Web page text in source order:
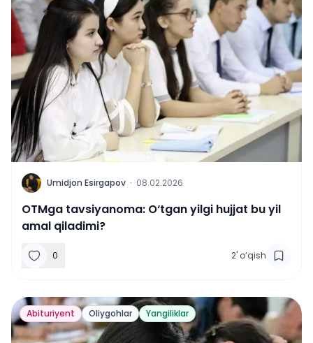
U Umidjon Esirgapov · 08.02.2026
OTMga tavsiyanoma: O‘tgan yilgi hujjat bu yil
amal qiladimi?
0 2' o‘qish
Abituriyent Oliygohlar Yangiliklar